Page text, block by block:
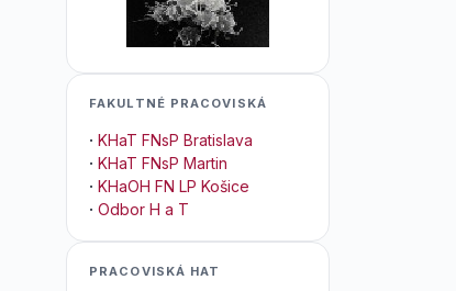
FAKULTNÉ PRACOVISKÁ
· KHaT FNsP Bratislava
· KHaT FNsP Martin
· KHaOH FN LP Košice
· Odbor H a T
PRACOVISKÁ HAT